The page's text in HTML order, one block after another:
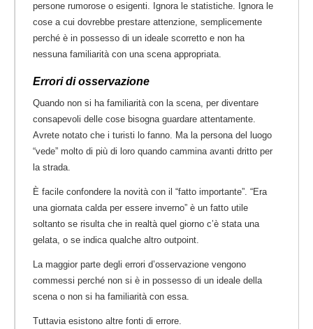
persone rumorose o esigenti. Ignora le statistiche. Ignora le
cose a cui dovrebbe prestare attenzione, semplicemente
perché è in possesso di un ideale scorretto e non ha
nessuna familiarità con una scena appropriata.
Errori di osservazione
Quando non si ha familiarità con la scena, per diventare
consapevoli delle cose bisogna guardare attentamente.
Avrete notato che i turisti lo fanno. Ma la persona del luogo
“vede” molto di più di loro quando cammina avanti dritto per
la strada.
È facile confondere la novità con il “fatto importante”. “Era
una giornata calda per essere inverno” è un fatto utile
soltanto se risulta che in realtà quel giorno c’è stata una
gelata, o se indica qualche altro outpoint.
La maggior parte degli errori d’osservazione vengono
commessi perché non si è in possesso di un ideale della
scena o non si ha familiarità con essa.
Tuttavia esistono altre fonti di errore.